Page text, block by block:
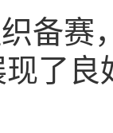
备赛
现了